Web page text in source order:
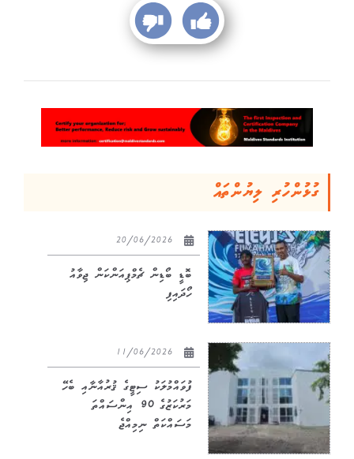
ގުޅުންހުރި ލިޔުންތައް
ބޮޑީ ބޯޑިން ޗެމްޕިއަންކަން ޖިވާއު
ހޯދައިފި
ފުވައްމުލަކު ސިޓީގެ ޤުރުއާނާއި ބެހޭ
މަރުކަޒުގެ 90 އިންސައްތަ
މަސައްކަތް ނިމިއްޖެ